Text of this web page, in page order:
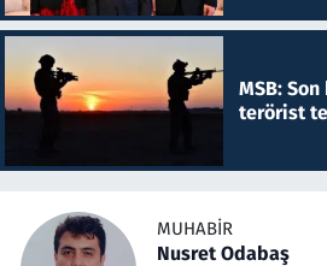
MSB:
terörist
MUHABIR
Nusret Odabaş